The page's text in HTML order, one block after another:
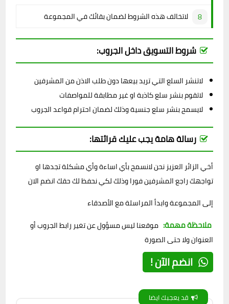
لاتخالف هذه الشروط لضمان بقائك في المجموعة
شروط التسويق داخل الجروب:
لاتنشر السلع التي تريد بيعها دون طلب الاذن من المشرفين
لاتقوم بنشر سلع كاذبة او غير مطابقة للمواصفات
لايسمح بنشر سلع جنسية وذلك لضمان احترام قواعد الجروب
رسالة هامة يجب عليك قرائتها:
أخي الزائر العزيز نحن لانسمح بأي اساءة وأي مشكلة تجدها او
تواجهك راجع المشرفين فورا وذلك لكي نحفظ لك حقك انضم الان
إلى المجموعة وابدأ المراسلة مع الأصدقاء
ملاحظة مهمة: موقعنا ليس مسؤول عن تغير رابط الجروب أو
العنوان ولا حتى الصورة
انضم الآن !
قد يعجبك ايضا